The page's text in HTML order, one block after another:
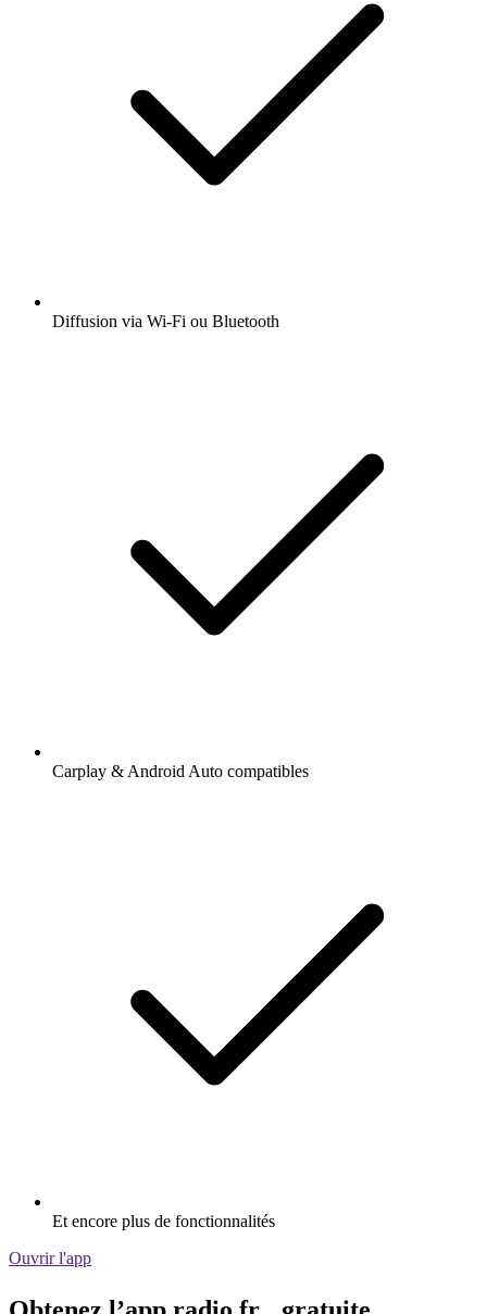
Diffusion via Wi-Fi ou Bluetooth
Carplay & Android Auto compatibles
Et encore plus de fonctionnalités
Ouvrir l'app